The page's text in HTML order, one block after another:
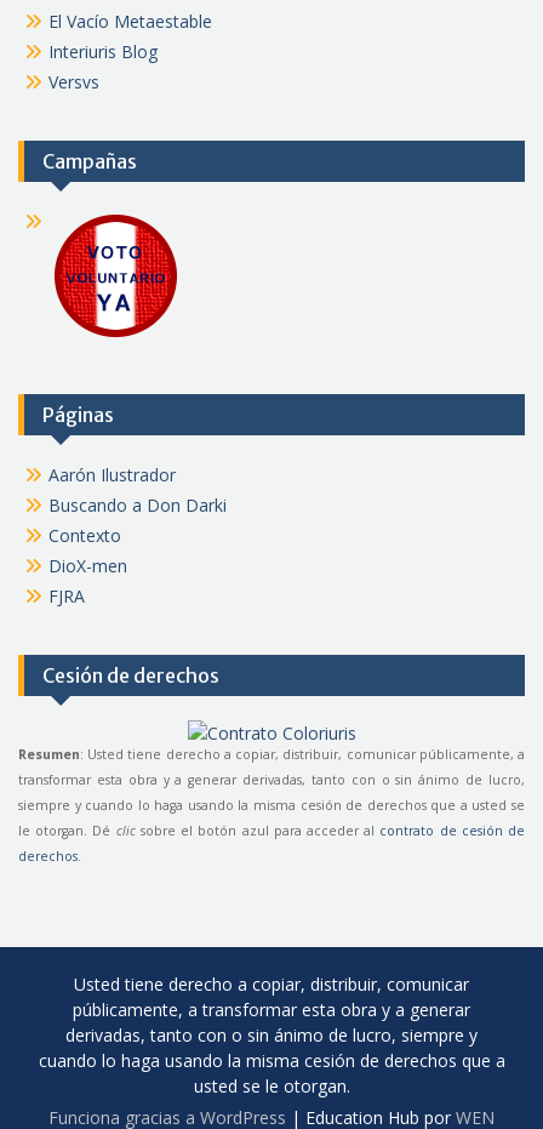
El Vacío Metaestable
Interiuris Blog
Versvs
Campañas
Páginas
Aarón Ilustrador
Buscando a Don Darki
Contexto
DioX-men
FJRA
Cesión de derechos
Resumen: Usted tiene derecho a copiar, distribuir, comunicar públicamente, a
transformar esta obra y a generar derivadas, tanto con o sin ánimo de lucro,
siempre y cuando lo haga usando la misma cesión de derechos que a usted se
le otorgan. Dé clicsobre el botón azul para acceder al contrato de cesión de
derechos
Usted tiene derecho a copiar, distribuir, comunicar
públicamente, a transformar esta obra y a generar
derivadas, tanto con o sin ánimo de lucro, siempre y
cuando lo haga usando la misma cesión de derechos que a
usted se le otorgan.
Funciona gracias a WordPress | Education Hub por WEN